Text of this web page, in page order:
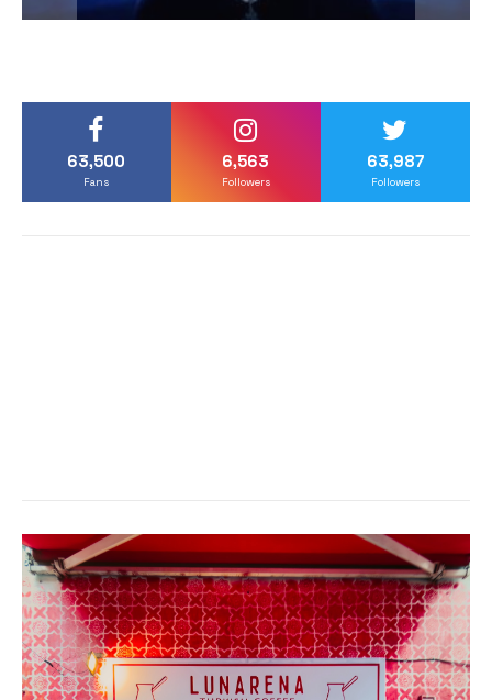
63,500
Fans
6,563
Followers
63,987
Followers